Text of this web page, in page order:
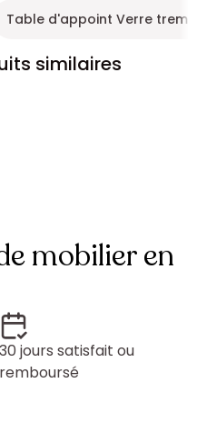
Table d'appoint Verre
similaires
mobilier en
30 jours satisfait ou
remboursé